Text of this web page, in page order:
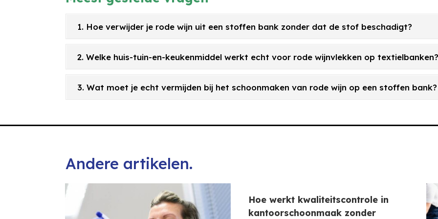
1. Hoe verwijder je rode wijn uit een stoffen bank zonder dat de stof beschadigt?
2. Welke huis-tuin-en-keukenmiddel werkt echt voor rode wijnvlekken op
3. Wat moet je echt vermijden bij het schoonmaken van rode wijn op een stoffen bank?
Andere artikelen.
Hoe werkt kwaliteitscontrole in
kantoorschoonmaak zonder